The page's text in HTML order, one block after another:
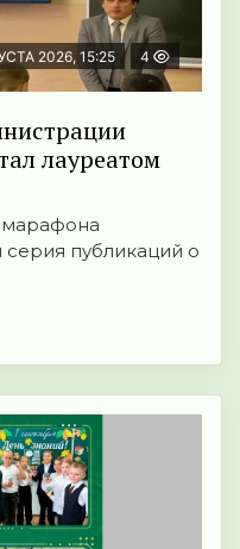
2026, 15:25 4
лауреатом
марафона
публикаций о